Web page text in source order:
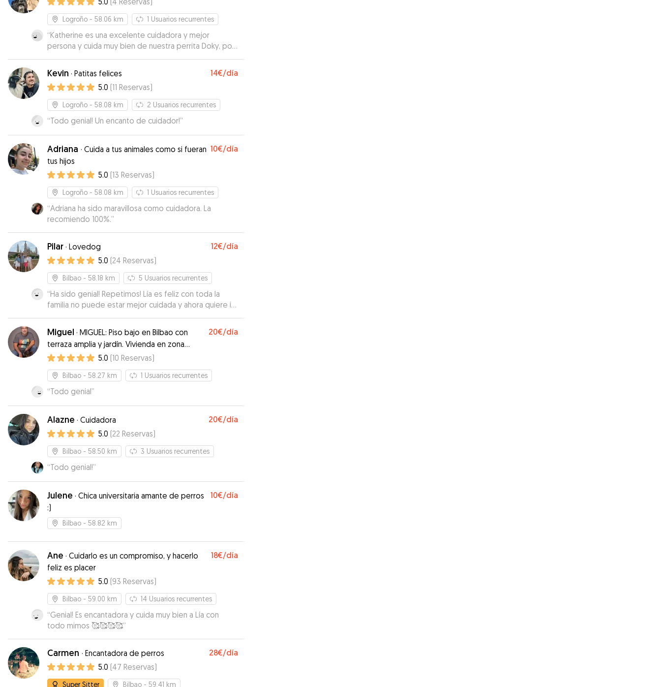
Logroño - 58.06 km 1 Usuarios recurrentes
“Katherine es una excelente cuidadora y mejor
persona y cuida muy bien de nuestra perrita Doky, por
eso, y siempre que ella está disponible, contamos con
ella para el cuidado de nuestra perrita.
Kevin · Patitas felices 14€/día
5.0 (11 Reservas)
Logroño - 58.08 km 2 Usuarios recurrentes
“Todo genial! Un encanto de cuidador!”
Adriana · Cuida a tus animales como si fueran
tus hijos
10€/día
5.0 (13 Reservas)
Logroño - 58.08 km 1 Usuarios recurrentes
“Adriana ha sido maravillosa como cuidadora. La
recomiendo 100%.”
Pilar · Lovedog 12€/día
5.0 (24 Reservas)
Bilbao - 58.18 km 5 Usuarios recurrentes
“Ha sido genial! Repetimos! Lía es feliz con toda la
familia no puede estar mejor cuidada y ahora quiere ir
a buscar a Eva 🥰🥰”
Miguel · MIGUEL: Piso bajo en Bilbao con
terraza amplia y jardín. Vivienda en zona
peatonal.
20€/día
5.0 (10 Reservas)
Bilbao - 58.27 km 1 Usuarios recurrentes
“Todo genial”
Alazne · Cuidadora 20€/día
5.0 (22 Reservas)
Bilbao - 58.50 km 3 Usuarios recurrentes
“Todo genial!”
Julene · Chica universitaria amante de perros
:)
10€/día
Bilbao - 58.82 km
Ane · Cuidarlo es un compromiso, y hacerlo
feliz es placer
18€/día
5.0 (93 Reservas)
Bilbao - 59.00 km 14 Usuarios recurrentes
“Genial! Es encantadora y cuida muy bien a Lía con
todo mimos 🥰🥰🥰🥰”
Carmen · Encantadora de perros 28€/día
5.0 (47 Reservas)
Super Sitter Bilbao - 59.41 km